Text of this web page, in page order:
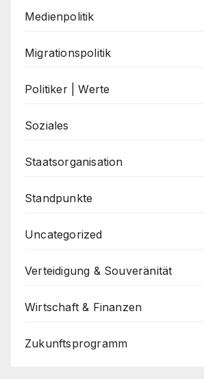
Medienpolitik
Migrationspolitik
Politiker | Werte
Soziales
Staatsorganisation
Standpunkte
Uncategorized
Verteidigung & Souveränität
Wirtschaft & Finanzen
Zukunftsprogramm